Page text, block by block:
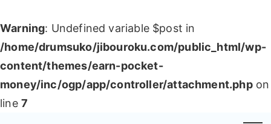
Warning: Undefined variable $post in
/home/drumsuko/jibouroku.com/public_html/wp-
content/themes/earn-pocket-
money/inc/ogp/app/controller/attachment.phpon
line 7